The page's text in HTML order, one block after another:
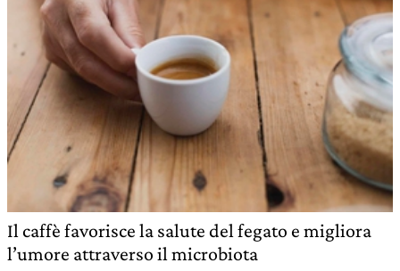
Il caffè favorisce la salute del fegato e migliora
l’umore attraverso il microbiota